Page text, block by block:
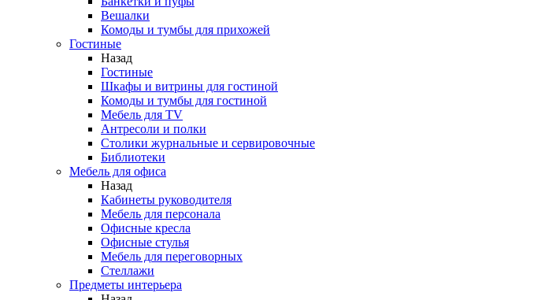
Вешалки
Комоды и тумбы для прихожей
Гостиные
Назад
Гостиные
Шкафы и витрины для гостиной
Комоды и тумбы для гостиной
Мебель для TV
Антресоли и полки
Столики журнальные и сервировочные
Библиотеки
Мебель для офиса
Назад
Кабинеты руководителя
Мебель для персонала
Офисные кресла
Офисные стулья
Мебель для переговорных
Стеллажи
Предметы интерьера